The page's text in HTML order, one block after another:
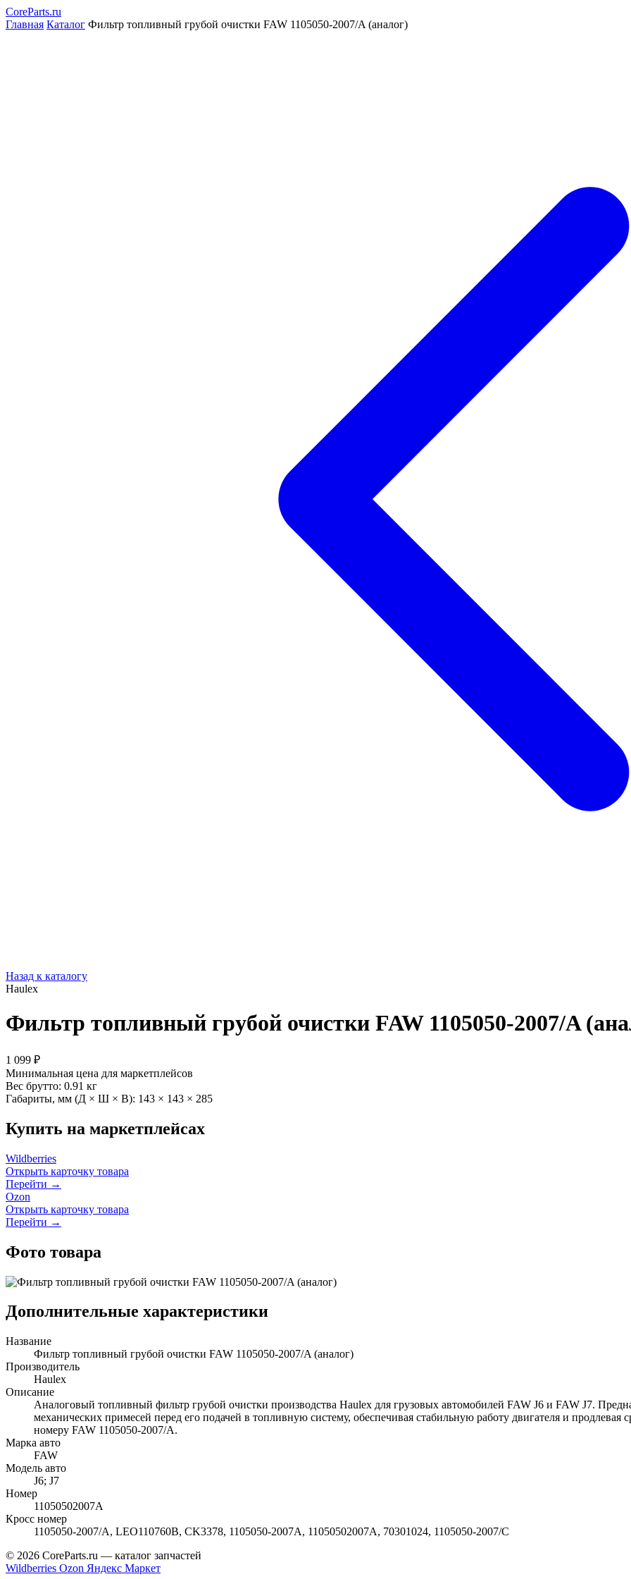
CoreParts.ru
Главная Каталог Фильтр топливный грубой очистки FAW 1105050-2007/A (аналог)
Назад к каталогу
Haulex
Фильтр топливный грубой очистки FAW 1105050-2007/A
1 099 ₽
Минимальная цена для маркетплейсов
Вес брутто: 0.91 кг
Габариты, мм (Д × Ш × В): 143 × 143 × 285
Купить на маркетплейсах
Wildberries
Открыть карточку товара
Перейти →
Ozon
Открыть карточку товара
Перейти →
Фото товара
Дополнительные характеристики
Название
Фильтр топливный грубой очистки FAW 1105050-2007/A (аналог)
Производитель
Haulex
Описание
Аналоговый топливный фильтр грубой очистки производства Haulex для грузовых автомобилей FAW J6 и FAW J7.
механических примесей перед его подачей в топливную систему, обеспечивая стабильную работу двигателя и
номеру FAW 1105050-2007/A.
Марка авто
FAW
Модель авто
J6; J7
Номер
11050502007A
Кросс номер
1105050-2007/A, LEO110760B, CK3378, 1105050-2007A, 11050502007A, 70301024, 1105050-2007/C
© 2026 CoreParts.ru — каталог запчастей
Wildberries Ozon Яндекс Маркет